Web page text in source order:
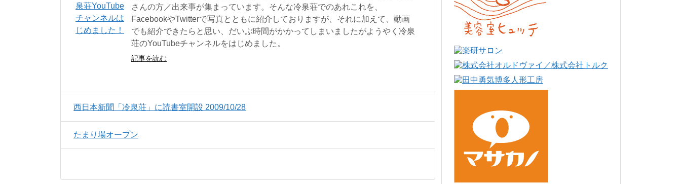
さんの方／出来事が集まっています。そんな冷泉荘でのあれこれを、
FacebookやTwitterで写真とともに紹介しておりますが、それに加えて、動画
でも紹介できたらと思い、だいぶ時間がかかってしまいましたがようやく冷泉
荘のYouTubeチャンネルをはじめました。
記事を読む
西日本新聞「冷泉荘」に読書室開設 2009/10/28
たまり場オープン